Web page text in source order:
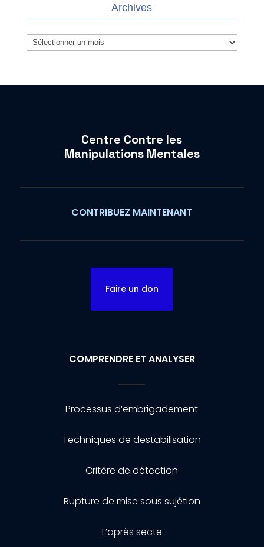
Archives
Archives
Centre Contre les
Manipulations Mentales
CONTRIBUEZ MAINTENANT
Faire un don
COMPRENDRE ET ANALYSER
Processus d’embrigadement
Techniques de destabilisation
Critère de détection
Rupture de mise sous sujétion
L’après secte